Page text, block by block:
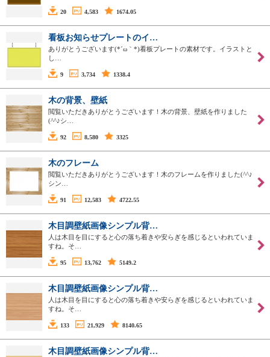
20 4,583 1674.05
看板お知らせプレートのイ…
ありがとうございます(*´ω｀*)看板プレートの素材です。イラストと
し…
9 3,734 1338.4
木の背景、壁紙
閲覧いただきありがとうございます！木の背景、壁紙を作りました
(^^♪シ…
92 8,580 3325
木のフレーム
閲覧いただきありがとうございます！木のフレームを作りました(^^♪
シン…
91 12,583 4722.55
木目調壁紙画像シンプル背…
人は木目を目にすると心の落ち着きや安らぎを感じるといわれていま
すね。そ…
95 13,762 5149.2
木目調壁紙画像シンプル背…
人は木目を目にすると心の落ち着きや安らぎを感じるといわれていま
すね。そ…
133 21,929 8140.65
木目調壁紙画像シンプル背…